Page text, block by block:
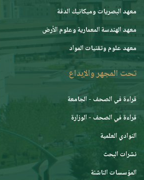
معهد البصريات وميكانيك الدقة
معهد الهندسة المعمارية وعلوم الأرض
معهد علوم وتقنيات المواد
تحت المجهر والإبداع
قراءة في الصحف - الجامعة
قراءة في الصحف - الوزارة
النوادي العلمية
نشرات البحث
المؤسسات الناشئة